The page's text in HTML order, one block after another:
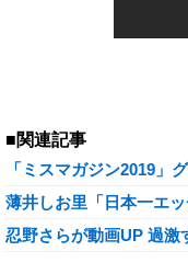
■関連記事
「ミスマガジン2019」
薄井しお里「日本一エ
忍野さらが動画UP 過激